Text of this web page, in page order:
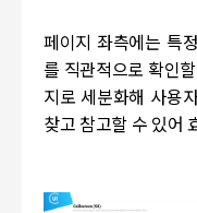
페이지 좌측에는 특
를 직관적으로 확인
지로 세분화해 사용
찾고 참고할 수 있어